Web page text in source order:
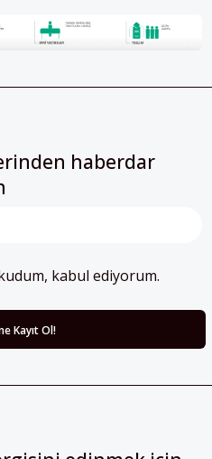
haberdar
kabul ediyorum.